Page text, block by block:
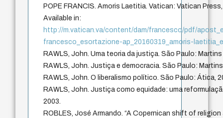
POPE FRANCIS. Amoris Laetitia. Vatican: Vatican
Available in:
http://m.vatican.va/content/dam/francesco/pdf/
francesco_esortazione-ap_20160319_amoris-
RAWLS, John. Uma teoria da justiça. São Paulo:
RAWLS, John. Justiça e democracia. São Paulo:
RAWLS, John. O liberalismo político. São Paulo: Ática,
RAWLS, John. Justiça como equidade: uma
2003.
ROBLES, José Armando. “A Copernican shift of